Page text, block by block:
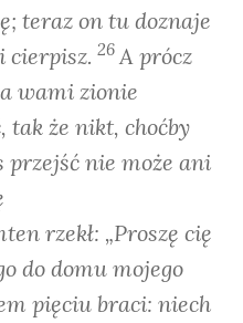
teraz on tu doznaje
cierpisz. 26 A prócz
wami zionie
tak że nikt, choćby
przejść nie może ani
rzekł: „Proszę cię
do domu mojego
pięciu braci: niech